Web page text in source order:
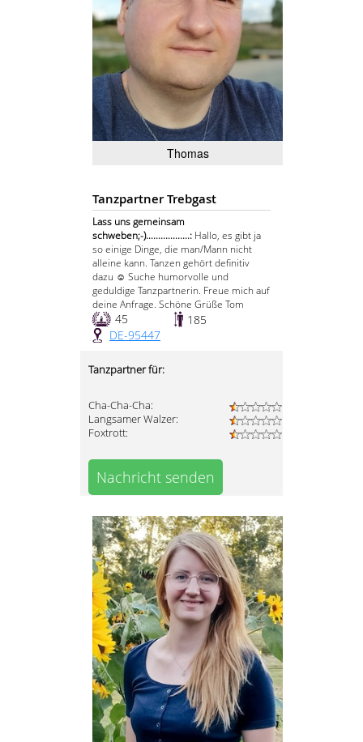
Thomas
Tanzpartner Trebgast
Lass uns gemeinsam
schweben;-)..................: Hallo, es gibt ja
so einige Dinge, die man/Mann nicht
alleine kann. Tanzen gehört definitiv
dazu ☺️ Suche humorvolle und
geduldige Tanzpartnerin. Freue mich auf
deine Anfrage. Schöne Grüße Tom
45
185
DE-95447
Tanzpartner für:
Cha-Cha-Cha:
Langsamer Walzer:
Foxtrott:
Nachricht senden